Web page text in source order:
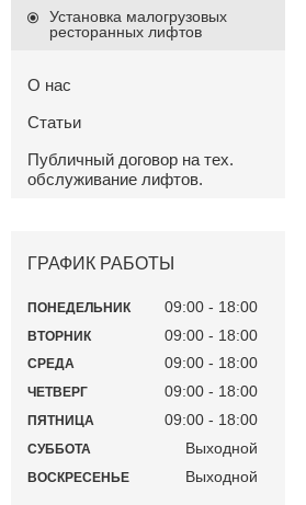
Установка малогрузовых
ресторанных лифтов
О нас
Статьи
Публичный договор на тех.
обслуживание лифтов.
ГРАФИК РАБОТЫ
ПОНЕДЕЛЬНИК 09:00 18:00
ВТОРНИК 09:00 18:00
СРЕДА 09:00 18:00
ЧЕТВЕРГ 09:00 18:00
ПЯТНИЦА 09:00 18:00
СУББОТА Выходной
ВОСКРЕСЕНЬЕ Выходной